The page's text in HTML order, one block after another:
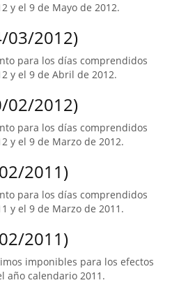
y el 9 de Mayo de 2012.
03/2012)
para los días comprendidos
y el 9 de Abril de 2012.
02/2012)
para los días comprendidos
y el 9 de Marzo de 2012.
2011)
para los días comprendidos
y el 9 de Marzo de 2011.
2011)
imponibles para los efectos
año calendario 2011.